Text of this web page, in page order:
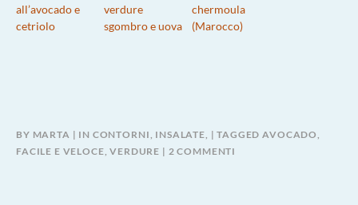
all’avocado e
cetriolo
verdure
sgombro e uova
chermoula
(Marocco)
BY MARTA IN CONTORNI, INSALATE, TAGGEDAVOCADO
FACILE E VELOCE ,VERDURE 2 COMMENTI